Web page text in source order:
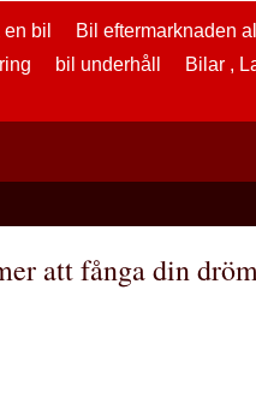
bil Bil eftermarknaden
bil underhåll Bilar ,
att fånga din